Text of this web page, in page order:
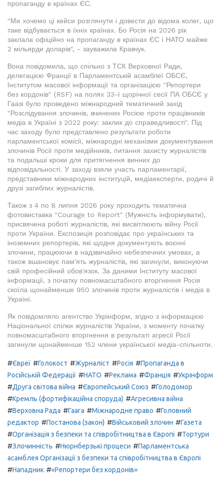
пропаганду в країнах ЄС.
"Ми хочемо ці кейси розглянути і довести до відома колег, що
таке відбувається в їхніх країнах. Бо Росія на 2026 рік
заклала офіційно на пропаганду в країнах ЄС і НАТО майже
2 мільярди доларів", - зауважила Кравчук.
Вона повідомила, що спільно з ТСК Верховної Ради,
делегацією Франції в Парламентській асамблеї ОБСЄ,
Інститутом масової інформації та організацією "Репортери
без кордонів" (RSF) на полях 33-ї щорічної сесії ПА ОБСЄ у
Гаазі було проведено міжнародний тематичний захід
"Розслідування злочинів, вчинених Росією проти працівників
медіа в Україні з 2022 року: заклик до справедливості". Під
час заходу було представлено результати роботи
парламентської комісії, міжнародні механізми документування
злочинів Росії проти медійників, питання захисту журналістів
та подальші кроки для притягнення винних до
відповідальності. У заході взяли участь парламентарії,
представники міжнародних інституцій, медіаексперти, родичі й
друзі загиблих журналістів.
Також з 4 по 8 липня 2026 року проходить тематична
фотовиставка "Courage to Report" (Мужність інформувати),
присвячена роботі журналістів, які висвітлюють війну Росії
проти України. Експозиція розповідає про українських та
іноземних репортерів, які щодня документують воєнні
злочини, працюючи в надзвичайно небезпечних умовах, а
також вшановує пам'ять журналістів, які загинули, виконуючи
свій професійний обов'язок. За даними Інституту масової
інформації, з початку повномасштабного вторгнення Росія
скоїла щонайменше 950 злочинів проти журналістів і медіа в
Україні.
Як повідомляло агентство Укрінформ, згідно з інформацією
Національної спілки журналістів України, з моменту початку
повномасштабного вторгнення в результаті агресії Росії
загинули щонайменше 152 члени української медіа-спільноти.
#Євреї #Голокост #Журналіст #Росія #Пропаганда в
Російській Федерації #НАТО #Реклама #Франція #Укрінформ
#Друга світова війна #Європейський Союз #Голодомор
#Кремль (фортифікаційна споруда) #Агресивна війна
#Верховна Рада #Гаага #Міжнародне право #Головний
редактор #Постанова (закон) #Військовий злочин #Газета
#Організація з безпеки та співробітництва в Європі #Тортури
#Злочинність #Нюрнберзькі процеси #Парламентська
асамблея Організації з безпеки та співробітництва в Європі
#Нападник #«Репортери без кордонів»